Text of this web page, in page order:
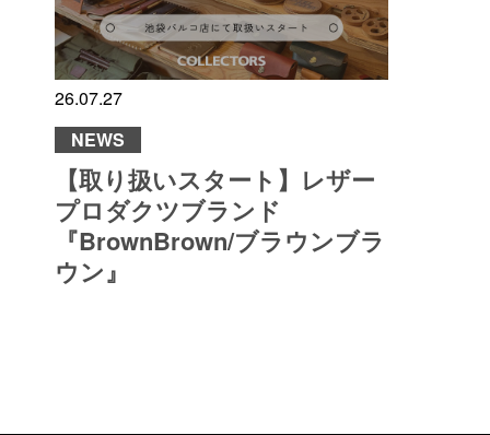
26.07.27
NEWS
【取り扱いスタート】レザー
プロダクツブランド
『BrownBrown/ブラウンブラ
ウン』